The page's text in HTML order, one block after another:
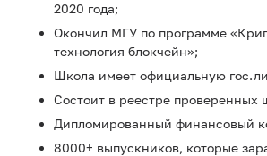
2020 года;
Окончил МГУ по программе
технология блокчейн»;
Школа имеет официальную
Состоит в реестре проверенных
Дипломированный финансовый
8000+ выпускников, которые